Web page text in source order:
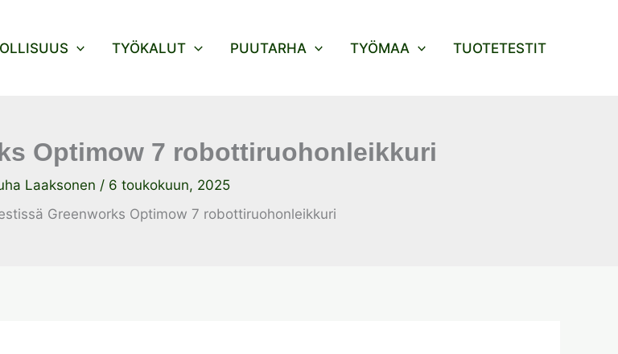
TYÖKALUT PUUTARHA TYÖMAA TUOTETESTIT
Optimow 7 robottiruohonleikkuri
Laaksonen / 6 toukokuun, 2025
Greenworks Optimow 7 robottiruohonleikkuri